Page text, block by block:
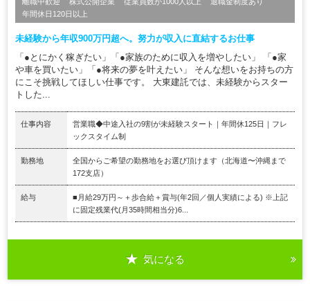
年間休日120日以上
未経験から年収900万円超へ。努力が収入に直結するお仕事
「●とにかく稼ぎたい」「●家族のために収入を増やしたい」 「●家
や車を買いたい」「●将来の夢を叶えたい」 そんな想いをお持ちの方
にこそ挑戦してほしい仕事です。 大東建託では、未経験からスター
トした...
仕事内容
営業職◆中途入社の9割が未経験スタート｜年間休125日｜フレ
ックスタイム制
勤務地
全国からご希望の勤務地をお選び頂けます（北海道〜沖縄まで
172支店）
給与
■月給29万円～＋歩合給＋賞与(年2回／個人実績による) ※上記
に固定残業代(月35時間相当分)6...
気になる